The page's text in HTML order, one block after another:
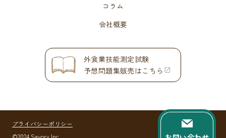
コラム
会社概要
外食業技能測定試験
予想問題集販売はこちら
プライバシーポリシー
©2024 Savory Inc.